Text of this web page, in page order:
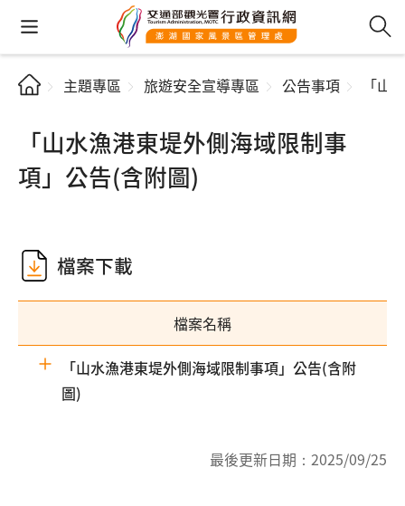
主題專區 旅遊安全宣導專區 公告事項 「山
「山水漁港東堤外側海域限制事
項」公告(含附圖)
檔案下載
檔案名稱
「山水漁港東堤外側海域限制事項」公告(含附
圖)
最後更新日期： 2025/09/25